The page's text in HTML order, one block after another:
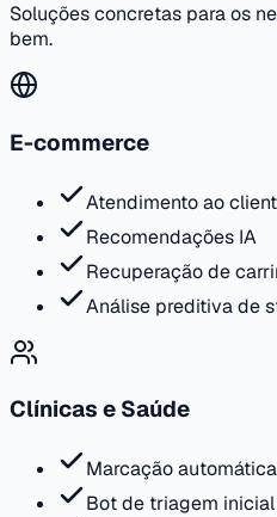
Soluções concretas para os
bem.
E-commerce
Atendimento ao
Recomendações IA
Recuperação de
Análise preditiva de
Clínicas e Saúde
Marcação
Bot de triagem inicial